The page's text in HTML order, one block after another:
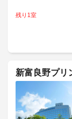
残り1室
新富良野プリ